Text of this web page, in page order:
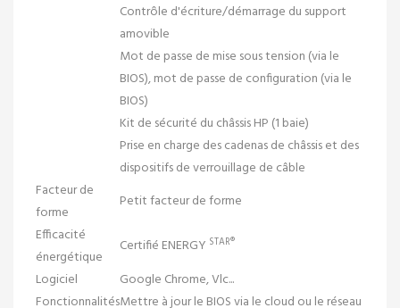
Contrôle d'écriture/démarrage du support
amovible
Mot de passe de mise sous tension (via le
BIOS), mot de passe de configuration (via le
BIOS)
Kit de sécurité du châssis HP (1 baie)
Prise en charge des cadenas de châssis et des
dispositifs de verrouillage de câble
Facteur de
forme
Petit facteur de forme
Efficacité
énergétique
Certifié ENERGY STAR®
Logiciel
Google Chrome, Vlc...
FonctionnalitésMettre à jour le BIOS via le cloud ou le réseau